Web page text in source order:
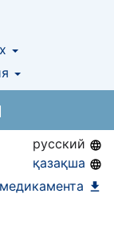
-
ГОБМП,
русский
қазақша